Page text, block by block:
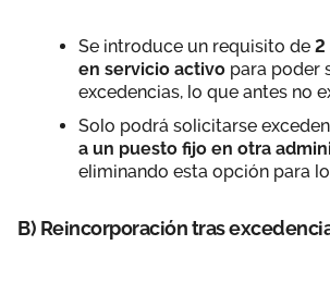
Se introduce un requisito de 2
en servicio activo para poder
excedencias, lo que antes no
Solo podrá solicitarse
a un puesto fijo en otra
eliminando esta opción para
B) Reincorporación tras